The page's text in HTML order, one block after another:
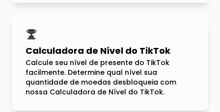
Calculadora de Nível do TikTok
Calcule seu nível de presente do TikTok
facilmente. Determine qual nível sua
quantidade de moedas desbloqueia com
nossa Calculadora de Nível do TikTok.